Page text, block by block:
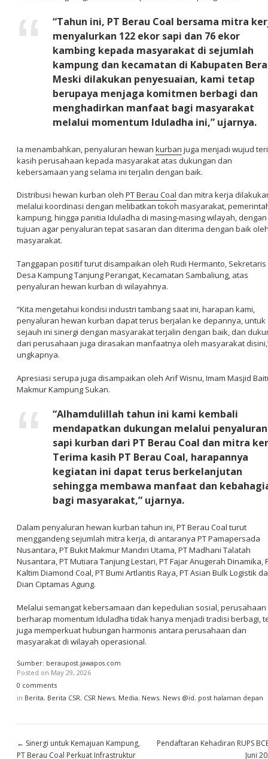
“Tahun ini, PT Berau Coal bersama mitra
menyalurkan 122 ekor sapi dan 76 ekor
kambing kepada masyarakat di sejumlah
kampung dan kecamatan di Kabupaten
Meski dilakukan penyesuaian, kami tetap
berupaya menjaga komitmen berbagi dan
menghadirkan manfaat bagi masyarakat
melalui momentum Iduladha ini,” ujarnya.
Ia menambahkan, penyaluran hewan kurban juga menjadi wujud
kasih perusahaan kepada masyarakat atas dukungan dan
kebersamaan yang selama ini terjalin dengan baik.
Distribusi hewan kurban oleh PT Berau Coal dan mitra kerja
melalui koordinasi dengan melibatkan tokoh masyarakat,
kampung, hingga panitia Iduladha di masing-masing wilayah, dengan
tujuan agar penyaluran tepat sasaran dan diterima dengan baik
masyarakat.
Tanggapan positif turut disampaikan oleh Rudi Hermanto, Sekretaris
Desa Kampung Tanjung Perangat, Kecamatan Sambaliung, atas
penyaluran hewan kurban di wilayahnya.
“Kita mengetahui kondisi industri tambang saat ini, harapan kami,
penyaluran hewan kurban dapat terus berjalan ke depannya, untuk
sejauh ini sinergi dengan masyarakat terjalin dengan baik, dan
dari perusahaan juga dirasakan manfaatnya oleh masyarakat
ungkapnya.
Apresiasi serupa juga disampaikan oleh Arif Wisnu, Imam Masjid
Makmur Kampung Sukan.
“Alhamdulillah tahun ini kami kembali
mendapatkan dukungan melalui penyaluran
sapi kurban dari PT Berau Coal dan mitra
Terima kasih PT Berau Coal, harapannya
kegiatan ini dapat terus berkelanjutan
sehingga membawa manfaat dan
bagi masyarakat,” ujarnya.
Dalam penyaluran hewan kurban tahun ini, PT Berau Coal turut
menggandeng sejumlah mitra kerja, di antaranya PT Pamapersada
Nusantara, PT Bukit Makmur Mandiri Utama, PT Madhani Talatah
Nusantara, PT Mutiara Tanjung Lestari, PT Fajar Anugerah Dinamika,
Kaltim Diamond Coal, PT Bumi Artlantis Raya, PT Asian Bulk Logistik
Dian Ciptamas Agung.
Melalui semangat kebersamaan dan kepedulian sosial, perusahaan
berharap momentum Iduladha tidak hanya menjadi tradisi berbagi,
juga memperkuat hubungan harmonis antara perusahaan dan
masyarakat di wilayah operasional.
Sumber: beraupost.jawapos.com
Posted on May 29, 2026
0 comments
in Berita, Berita CSR, CSR News, Media, News, News @id, post halaman depan
← Sinergi untuk Kemajuan Kampung,
PT Berau Coal Perkuat Infrastruktur
Pendaftaran Kehadiran RUPS
Juni